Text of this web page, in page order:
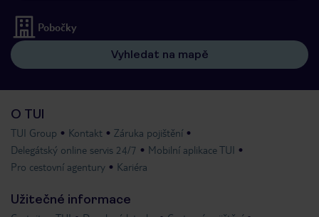
Pobočky
Vyhledat na mapě
O TUI
TUI Group Kontakt
Záruka pojištění
Delegátský online servis 24/7
Mobilní aplikace TUI
Pro cestovní agentury
Kariéra
Užitečné informace